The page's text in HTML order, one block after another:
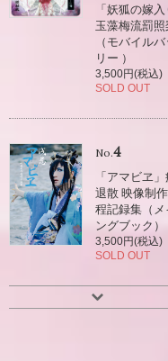
「妖狐の嫁入
玉藻梅流罰
（モバイル
リー ）
3,500円(税込)
SOLD OUT
No.4
「アマビヱ
退散 映像制
程記録集（メ
ングブック）
3,500円(税込)
SOLD OUT